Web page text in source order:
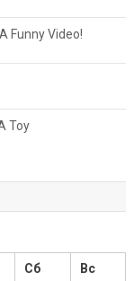
Funny Video!
Toy
Сб Вс